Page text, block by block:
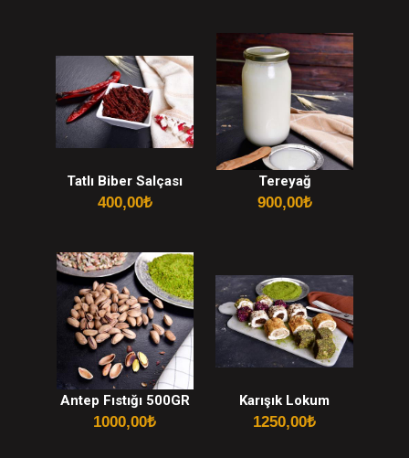
Tatlı Biber Salçası
400,00₺
Tereyağ
900,00₺
Antep Fıstığı 500GR
1000,00₺
Karışık Lokum
1250,00₺